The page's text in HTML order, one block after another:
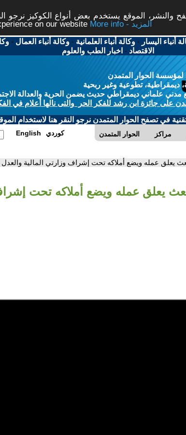
والنشر، الموقع يستخدم بعض أنواع الكوكيز نرجو
on our website
More info - المزيد
أنباء اليسار -وكالة أنباء العلمانية -وكالة أنباء العمال -
الاقتصاد - اخبار الطب والعلوم
لمؤسسة الحوار المتمدن
ديمقراطية، تطوعية وغير ربحية
علماني ديمقراطي حديث يضمن الحرية والعدالة
على جائزة ابن رشد للفكر الحر والتى نالها أعلام في
في تصفح الحوار المتمدن نرجو النقر هنا لاستخدام
الحوار المتمدن مراكز English كوردي
يعلق عمله ويضع أملاكه تحت إشراف وزارتي المالية والعدل
يعلق عمله ويضع أملاكه تحت